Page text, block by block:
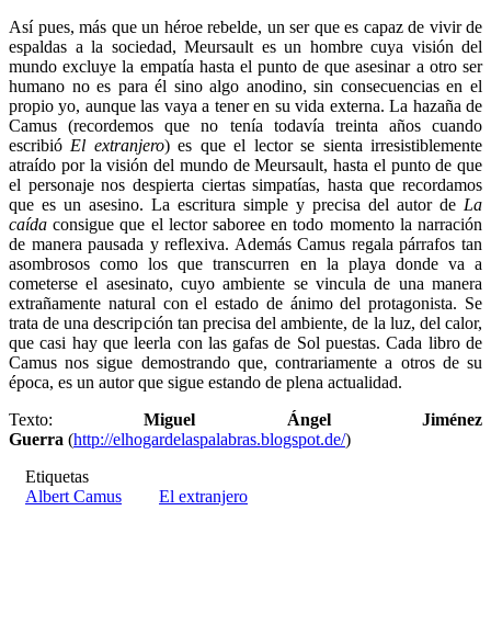
Así pues, más que un héroe rebelde, un ser que es capaz de vivir de
espaldas a la sociedad, Meursault es un hombre cuya visión del
mundo excluye la empatía hasta el punto de que asesinar a otro ser
humano no es para él sino algo anodino, sin consecuencias en el
propio yo, aunque las vaya a tener en su vida externa. La hazaña de
Camus (recordemos que no tenía todavía treinta años cuando
escribió El extranjero) es que el lector se sienta irresistiblemente
atraído por la visión del mundo de Meursault, hasta el punto de que
el personaje nos despierta ciertas simpatías, hasta que recordamos
que es un asesino. La escritura simple y precisa del autor de La
caída consigue que el lector saboree en todo momento la narración
de manera pausada y reflexiva. Además Camus regala párrafos tan
asombrosos como los que transcurren en la playa donde va a
cometerse el asesinato, cuyo ambiente se vincula de una manera
extrañamente natural con el estado de ánimo del protagonista. Se
trata de una descripción tan precisa del ambiente, de la luz, del calor,
que casi hay que leerla con las gafas de Sol puestas. Cada libro de
Camus nos sigue demostrando que, contrariamente a otros de su
época, es un autor que sigue estando de plena actualidad.
Texto:Miguel Ángel Jiménez
Guerra (http://elhogardelaspalabras.blogspot.de/)
Etiquetas
Albert Camus
El extranjero